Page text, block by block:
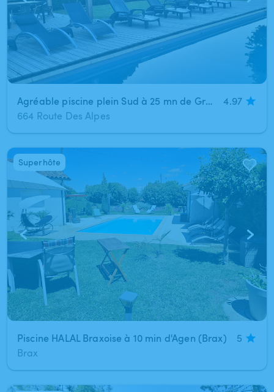
Agréable piscine plein Sud à 25 mn de Grenoble et 35 mn de Lyon. Privatisée à la demande
4.97
664 Route Des Alpes
1/10
Piscine HALAL Braxoise à 10 min d'Agen (Brax)
5
Brax
Superhôte